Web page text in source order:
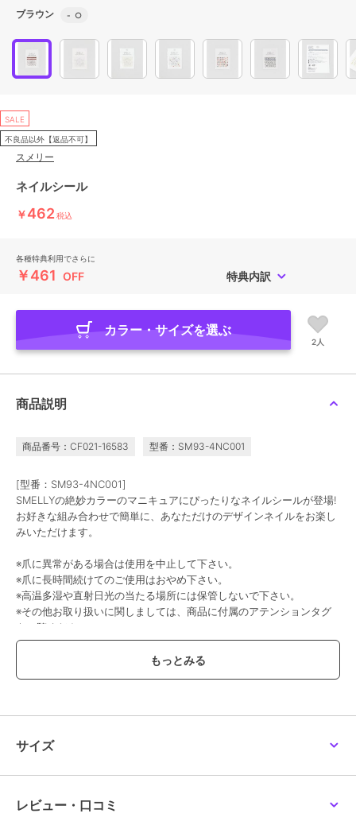
ブラウン - ○
SALE
不良品以外【返品不可】
スメリー
ネイルシール
￥462 税込
各種特典利用でさらに
￥461 OFF 特典内訳
カラー・サイズを選ぶ
2人
商品説明
商品番号：CF021-16583 型番：SM93-4NC001
[型番：SM93-4NC001]
SMELLYの絶妙カラーのマニキュアにぴったりなネイルシールが登場!
お好きな組み合わせで簡単に、あなただけのデザインネイルをお楽し
みいただけます。
※爪に異常がある場合は使用を中止して下さい。
※爪に長時間続けてのご使用はおやめ下さい。
※高温多湿や直射日光の当たる場所には保管しないで下さい。
※その他お取り扱いに関しましては、商品に付属のアテンションタグ
をご覧ください。
この商品は、不良品のみ返品を承ります
商品カテゴリ
サイズ
レビュー・口コミ